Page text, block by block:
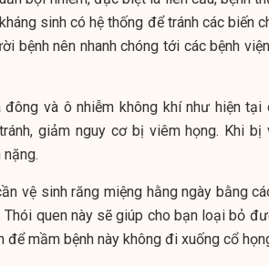
sinh có hệ thống để tránh các biến
bệnh nên nhanh chóng tới các bệnh
đông và ô nhiễm không khí như hiện
giảm nguy cơ bị viêm họng. Khi
nặng.
vệ sinh răng miệng hằng ngày bằng
quen này sẽ giúp cho bạn loại bỏ
để mầm bệnh này không đi xuống cổ